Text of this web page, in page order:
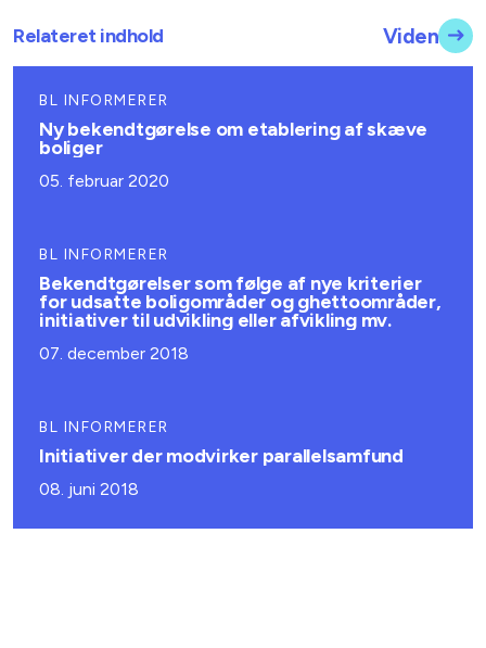
Relateret indhold Viden
BL INFORMERER
Ny bekendtgørelse om etablering af skæve
boliger
05. februar 2020
BL INFORMERER
Bekendtgørelser som følge af nye kriterier
for udsatte boligområder og ghettoområder,
initiativer til udvikling eller afvikling mv.
07. december 2018
BL INFORMERER
Initiativer der modvirker parallelsamfund
08. juni 2018